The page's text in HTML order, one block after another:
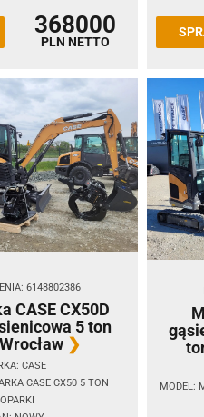
368000
PLN NETTO
6148802386
CASE CX50D
5 ton
CASE
CASE CX50 5 TON
MODEL: